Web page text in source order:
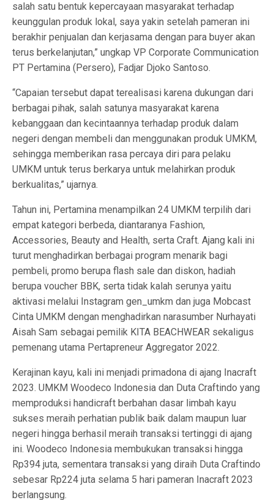
salah satu bentuk kepercayaan masyarakat terhadap
keunggulan produk lokal, saya yakin setelah pameran ini
berakhir penjualan dan kerjasama dengan para buyer akan
terus berkelanjutan,” ungkap VP Corporate Communication
PT Pertamina (Persero), Fadjar Djoko Santoso.
“Capaian tersebut dapat terealisasi karena dukungan dari
berbagai pihak, salah satunya masyarakat karena
kebanggaan dan kecintaannya terhadap produk dalam
negeri dengan membeli dan menggunakan produk UMKM,
sehingga memberikan rasa percaya diri para pelaku
UMKM untuk terus berkarya untuk melahirkan produk
berkualitas,” ujarnya.
Tahun ini, Pertamina menampilkan 24 UMKM terpilih dari
empat kategori berbeda, diantaranya Fashion,
Accessories, Beauty and Health, serta Craft. Ajang kali ini
turut menghadirkan berbagai program menarik bagi
pembeli, promo berupa flash sale dan diskon, hadiah
berupa voucher BBK, serta tidak kalah serunya yaitu
aktivasi melalui Instagram gen_umkm dan juga Mobcast
Cinta UMKM dengan menghadirkan narasumber Nurhayati
Aisah Sam sebagai pemilik KITA BEACHWEAR sekaligus
pemenang utama Pertapreneur Aggregator 2022.
Kerajinan kayu, kali ini menjadi primadona di ajang Inacraft
2023. UMKM Woodeco Indonesia dan Duta Craftindo yang
memproduksi handicraft berbahan dasar limbah kayu
sukses meraih perhatian publik baik dalam maupun luar
negeri hingga berhasil meraih transaksi tertinggi di ajang
ini. Woodeco Indonesia membukukan transaksi hingga
Rp394 juta, sementara transaksi yang diraih Duta Craftindo
sebesar Rp224 juta selama 5 hari pameran Inacraft 2023
berlangsung.